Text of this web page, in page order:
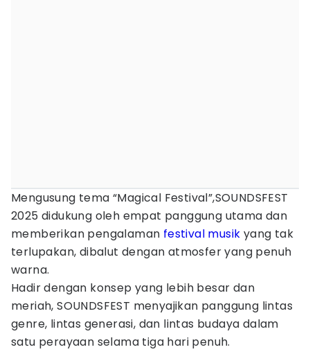
Mengusung tema “Magical Festival”,SOUNDSFEST
2025 didukung oleh empat panggung utama dan
memberikan pengalaman festival musik yang tak
terlupakan, dibalut dengan atmosfer yang penuh
warna.
Hadir dengan konsep yang lebih besar dan
meriah, SOUNDSFEST menyajikan panggung lintas
genre, lintas generasi, dan lintas budaya dalam
satu perayaan selama tiga hari penuh.